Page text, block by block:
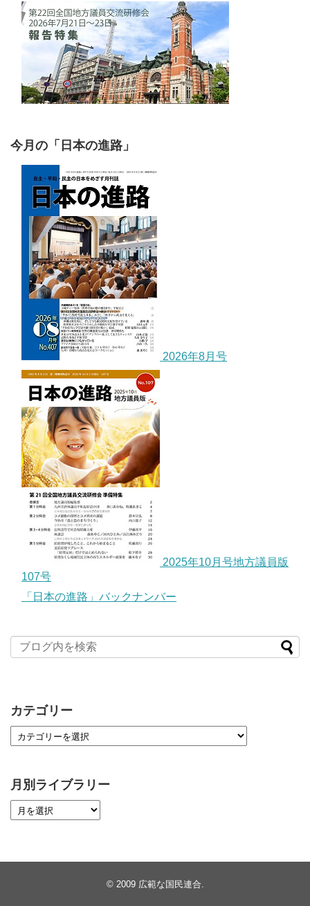
今月の「日本の進路」
2026年8月号
2025年10月号地方議員版
107号
「日本の進路」バックナンバー
カテゴリー
月別ライブラリー
© 2009 広範な国民連合